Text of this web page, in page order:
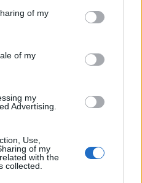
of my
of my
my
Advertising.
Use,
of my
with the
collected.
за първи път
вируси